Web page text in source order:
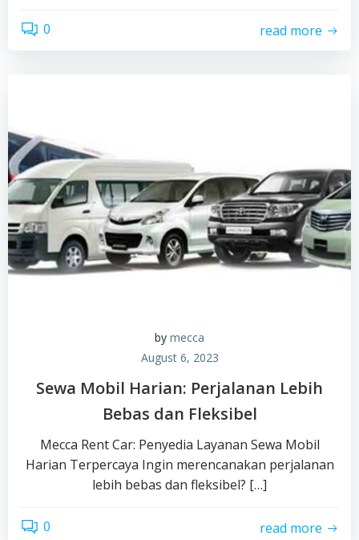
0 read more
by mecca
August 6, 2023
Sewa Mobil Harian: Perjalanan Lebih
Bebas dan Fleksibel
Mecca Rent Car: Penyedia Layanan Sewa Mobil
Harian Terpercaya Ingin merencanakan perjalanan
lebih bebas dan fleksibel? […]
0 read more